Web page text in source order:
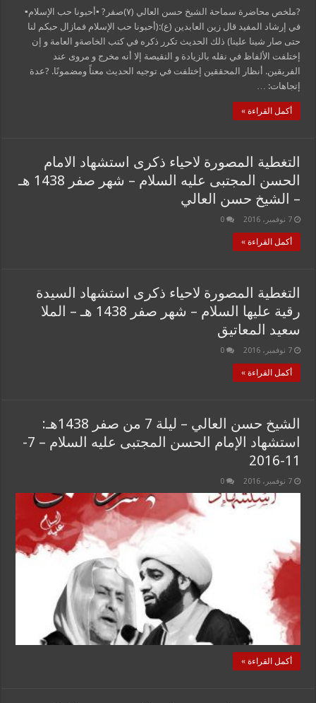
?ملخص محاضرة سماحة الشيخ حسن العالي (٧)صفر? ▪أحبونا حب الإسلام▪
في إرشاد المفيد قال زين العابدين (ع):(أحبونا حب الإسلام فمازال حبكم لنا
حتى صار شينا علينا) ذلك الحديث تكرر ذكره في كتب الخاصةو العامة و إن
إختلفت الألفاظ في نقله بالزيادة و النقيصة إلا أنه مخرج و مروى عند
الفريقين. أنظار المحققين إختلفت في توجيه الحديث معناً ومضمونًا. ?عدة
إتجاهات: …
أكمل القراءة »
التغطية المصورة لاحياء ذكرى استشهاد الامام
الحسن المجتبى عليه السلام – شهر صفر 1438 هـ
– الشيخ حسن العالي
7 نوفمبر، 2016 0
أكمل القراءة »
التغطية المصورة لاحياء ذكرى استشهاد السيدة
رقية عليها السلام – شهر صفر 1438 هـ – الملا
سعيد المعاتيق
7 نوفمبر، 2016 0
أكمل القراءة »
الشيخ حسن العالي – ليلة 7 من صفر 1438هـ:
استشهاد الإمام الحسن المجتبى عليه السلام – 7-
11-2016
7 نوفمبر، 2016 0
أكمل القراءة »